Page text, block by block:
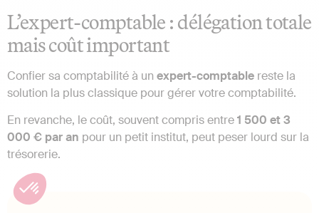
L’expert-comptable : délégation totale
mais coût important
Confier sa comptabilité à un expert-comptable reste la
solution la plus classique pour gérer votre comptabilité.
En revanche, le coût, souvent compris entre1 500 et 3
000 € par an pour un petit institut, peut peser lourd sur la
trésorerie.